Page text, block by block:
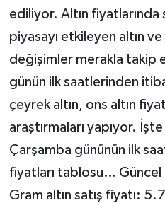
ediliyor. Altın fiyatlarında
piyasayı etkileyen altın
değişimler merakla takip
günün ilk saatlerinden
çeyrek altın, ons altın
araştırmaları yapıyor.
Çarşamba gününün ilk
fiyatları tablosu… Güncel
Gram altın satış fiyatı: